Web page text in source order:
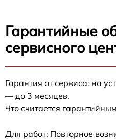
Гарантийные
сервисного
Гарантия от сервиса: на
— до 3 месяцев.
Что считается
Для работ: Повторное